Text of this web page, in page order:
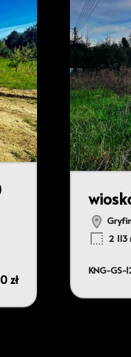
zł
2 113
KNG-GS-